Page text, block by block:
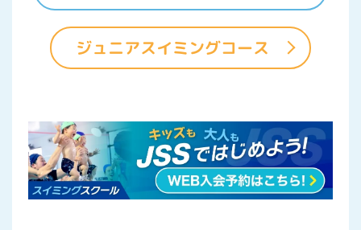
ジュニアスイミングコース